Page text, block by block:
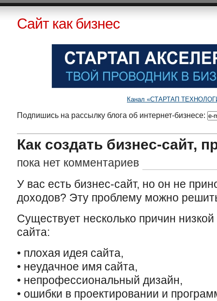
Сайт как бизнес
Канал «СТАРТАП
Подпишись на рассылку блога об интернет-бизнесе:
Как создать бизнес-сайт,
пока нет комментариев
У вас есть бизнес-сайт, но он не
доходов? Эту проблему можно
Существует несколько причин
сайта:
• плохая идея сайта,
• неудачное имя сайта,
• непрофессиональный дизайн,
• ошибки в проектировании и